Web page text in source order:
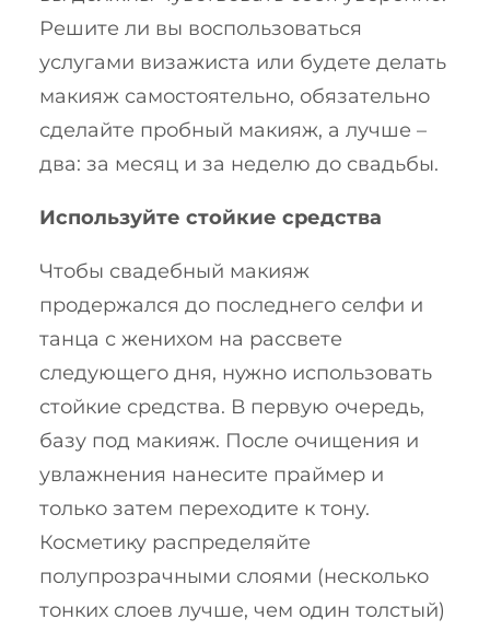
Решите ли вы воспользоваться
услугами визажиста или будете делать
макияж самостоятельно, обязательно
сделайте пробный макияж, а лучше –
два: за месяц и за неделю до свадьбы.
Используйте стойкие средства
Чтобы свадебный макияж
продержался до последнего селфи и
танца с женихом на рассвете
следующего дня, нужно использовать
стойкие средства. В первую очередь,
базу под макияж. После очищения и
увлажнения нанесите праймер и
только затем переходите к тону.
Косметику распределяйте
полупрозрачными слоями (несколько
тонких слоев лучше, чем один толстый)